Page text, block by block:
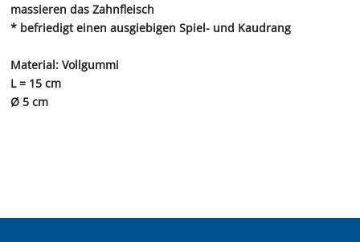
massieren das Zahnfleisch
* befriedigt einen ausgiebigen Spiel- und Kaudrang
Material: Vollgummi
L = 15 cm
Ø 5 cm